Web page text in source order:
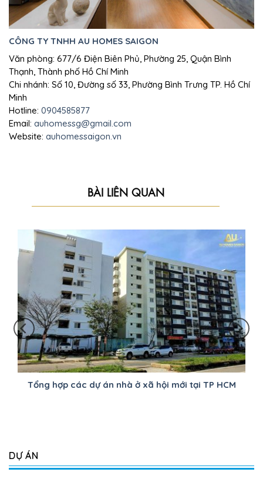
CÔNG TY TNHH AU HOMES SAIGON
Văn phòng: 677/6 Điện Biên Phủ, Phường 25, Quận Bình
Thạnh, Thành phố Hồ Chí Minh
Chi nhánh: Số 10, Đường số 33, Phường Bình Trưng TP. Hồ Chí
Minh
Hotline: 0904585877
Email: auhomessg@gmail.com
Website: auhomessaigon.vn
BÀI LIÊN QUAN
Tổng hợp các dự án nhà ở xã hội mới tại TP HCM
DỰ ÁN